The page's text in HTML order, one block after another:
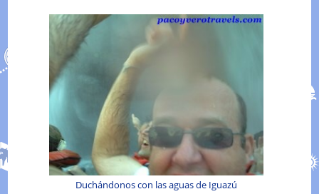
Duchándonos con las aguas de Iguazú